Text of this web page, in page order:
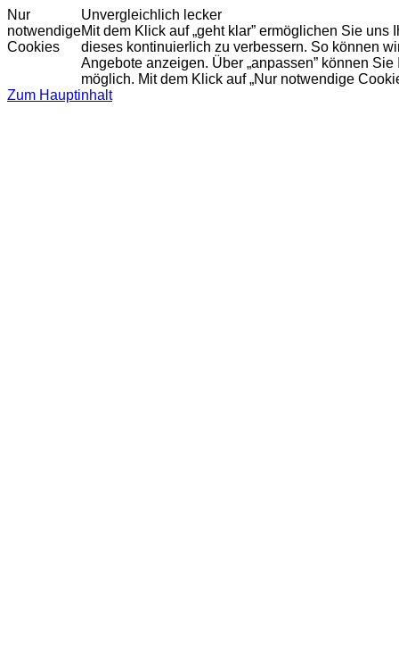
Nur
notwendige
Cookies
Unvergleichlich lecker
Mit dem Klick auf „geht klar” ermöglichen Sie
dieses kontinuierlich zu verbessern. So können
Angebote anzeigen. Über „anpassen” können
möglich. Mit dem Klick auf „Nur notwendige
Zum Hauptinhalt